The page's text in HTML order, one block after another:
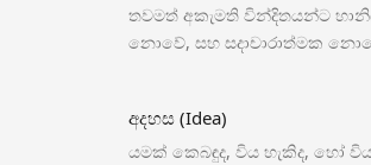
තවමත් අකැමති වින්දිතයන්ට
නොවේ, සහ සදාචාරාත්මක
අදහස (Idea)
යමක් කෙබඳුද, විය හැකිද, හෝ